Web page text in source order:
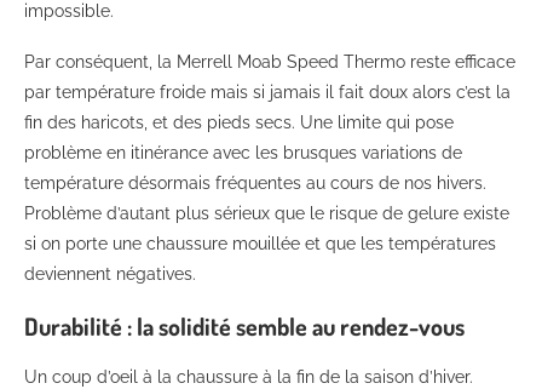
impossible.
Par conséquent, la Merrell Moab Speed Thermo reste efficace
par température froide mais si jamais il fait doux alors c’est la
fin des haricots, et des pieds secs. Une limite qui pose
problème en itinérance avec les brusques variations de
température désormais fréquentes au cours de nos hivers.
Problème d’autant plus sérieux que le risque de gelure existe
si on porte une chaussure mouillée et que les températures
deviennent négatives.
Durabilité : la solidité semble au rendez-vous
Un coup d’oeil à la chaussure à la fin de la saison d’hiver.